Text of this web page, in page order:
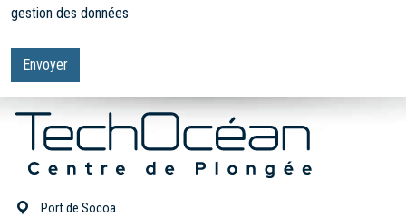
gestion des données
Port de Socoa